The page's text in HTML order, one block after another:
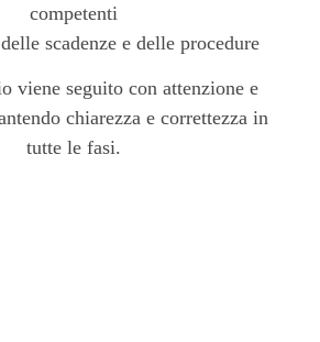
competenti
scadenze e delle procedure
viene seguito con attenzione e
chiarezza e correttezza in
tutte le fasi.